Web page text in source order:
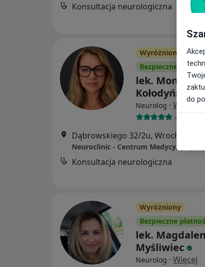
Konsultacja neurologiczna
Wyróżniony
Bezpieczne
lek. Monika
Kołodyńska
Neurolog · Więcej
468 opinii
Dąbrowskiego 32/2u, Wrocław
Neuroclinic - Centrum Medycyny
Konsultacja neurologiczna
Wyróżniony
Bezpieczne
lek.
Myśliwiec
Neurolog · Więcej
do